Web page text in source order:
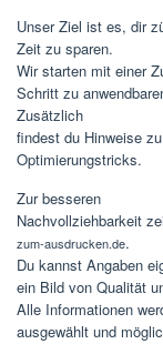
Unser Ziel ist es, dir
Zeit zu sparen.
Wir starten mit einer
Schritt zu
Zusätzlich
findest du Hinweise
Optimierungstricks.
Zur besseren
Nachvollziehbarkeit
zum-ausdrucken.de.
Du kannst Angaben
ein Bild von Qualität
Alle Informationen
ausgewählt und